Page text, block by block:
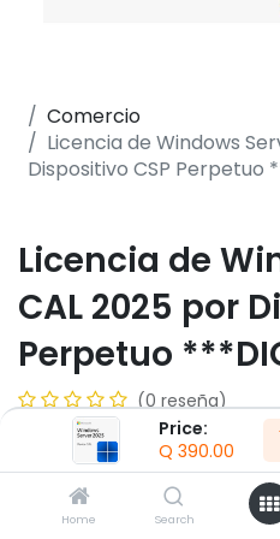
Price:
Q 390.00
Home Search
Comercio
Licencia de Windows
Dispositivo CSP Perpetuo
Licencia de
CAL 2025 por
Perpetuo
(0 reseña)
- Cada licencia es para un
acceder al servidor desde
- Compatible con Windows